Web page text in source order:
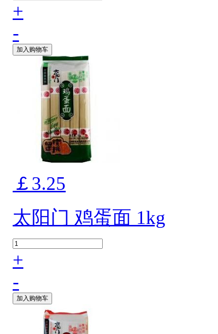
+
-
加入购物车
￡3.25
太阳门 鸡蛋面 1kg
+
-
加入购物车